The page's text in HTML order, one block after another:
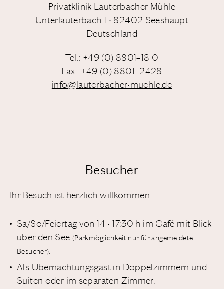
Privatklinik Lauterbacher Mühle
Unterlauterbach 1 • 82402 Seeshaupt
Deutschland
Tel.: +49 (0) 8801–18 0
Fax.: +49 (0) 8801–2428
info@lauterbacher-muehle.de
Besucher
Ihr Besuch ist herzlich willkommen:
Sa/So/Feiertag von 14 - 17:30 h im Café mit Blick
über den See (Parkmöglichkeit nur für angemeldete
Besucher).
Als Übernachtungsgast in Doppelzimmern und
Suiten oder im separaten Zimmer.